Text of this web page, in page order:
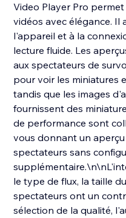
Video Player Pro
vidéos avec élégance. Il
l'appareil et à la
lecture fluide. Les
aux spectateurs de
pour voir les miniatures
tandis que les images
fournissent des
de performance sont
vous donnant un
spectateurs sans
le type de flux, la taille
spectateurs ont un
sélection de la qualité,